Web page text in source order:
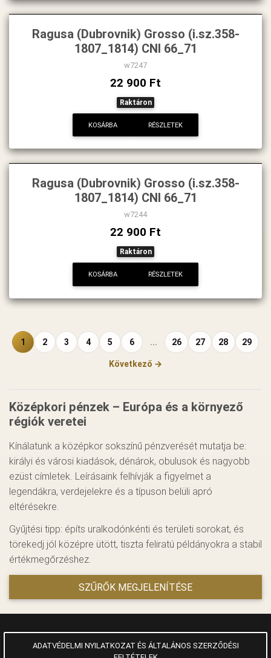
Ragusa (Dubrovnik) Grosso (i.sz.358-
1807_1814) CNI 66_71
w7247
22 900 Ft
Raktáron
KOSÁRBA RÉSZLETEK
Ragusa (Dubrovnik) Grosso (i.sz.358-
1807_1814) CNI 66_71
w7244
22 900 Ft
Raktáron
KOSÁRBA RÉSZLETEK
1 2 3 4 5 6 ... 26 27 28
29
Következő →
Középkori pénzek – Európa és a környező
régiók veretei
Kínálatunk a középkor sokszínű pénzverését mutatja be:
királyi és városi kiadások, dénárok, obulusok és nagyobb
ezüst címletek. Leírásaink felhívják a figyelmet a
legendákra, verdejelekre és a típuson belüli apró
eltérésekre.
Gyűjtési tipp: építs uralkodónkénti és területi sorokat, és
törekedj jól középre ütött, tiszta feliratú példányokra a stabil
értékmegőrzéshez.
SZŰRŐK MEGJELENÍTÉSE
ADATVÉDELMI NYILATKOZAT ÉS ÁLTALÁNOS SZERZŐDÉSI